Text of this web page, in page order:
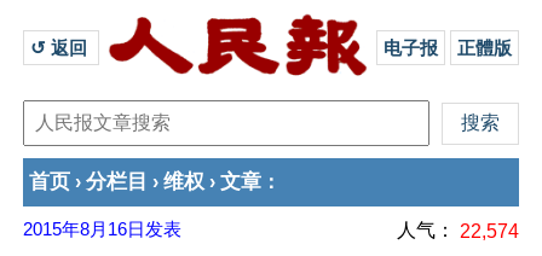
↺ 返回 电子报 正體版
首页 › 分栏目 › 维权 › 文章 ：
2015年8月16日 发表 人气： 22,574